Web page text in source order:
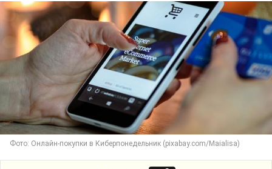
Фото: Онлайн-покупки в Киберпонедельник (pixabay.com/Maialisa)